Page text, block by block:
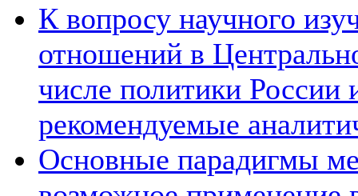
К вопросу научного
отношений в
числе политики России
рекомендуемые
Основные парадигмы